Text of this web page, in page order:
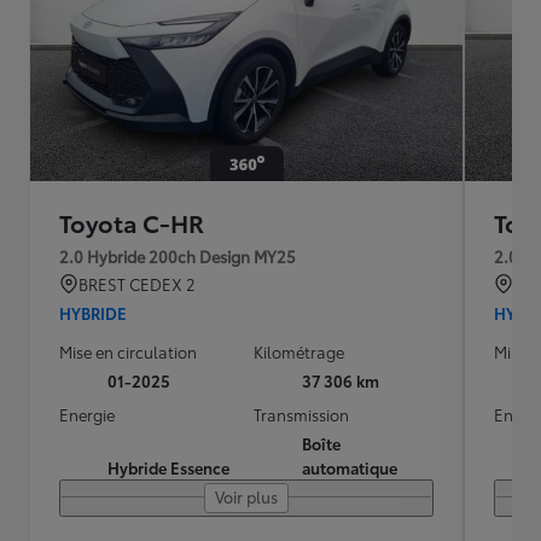
Toyota C-HR
2.0 Hybride 200ch Design MY25
BREST CEDEX 2
HYBRIDE
Mise en circulation
01-2025
Kilométrage
37 306 km
Energie
Hybride Essence
Transmission
Boîte
automatique
Voir plus
2.0
Mise